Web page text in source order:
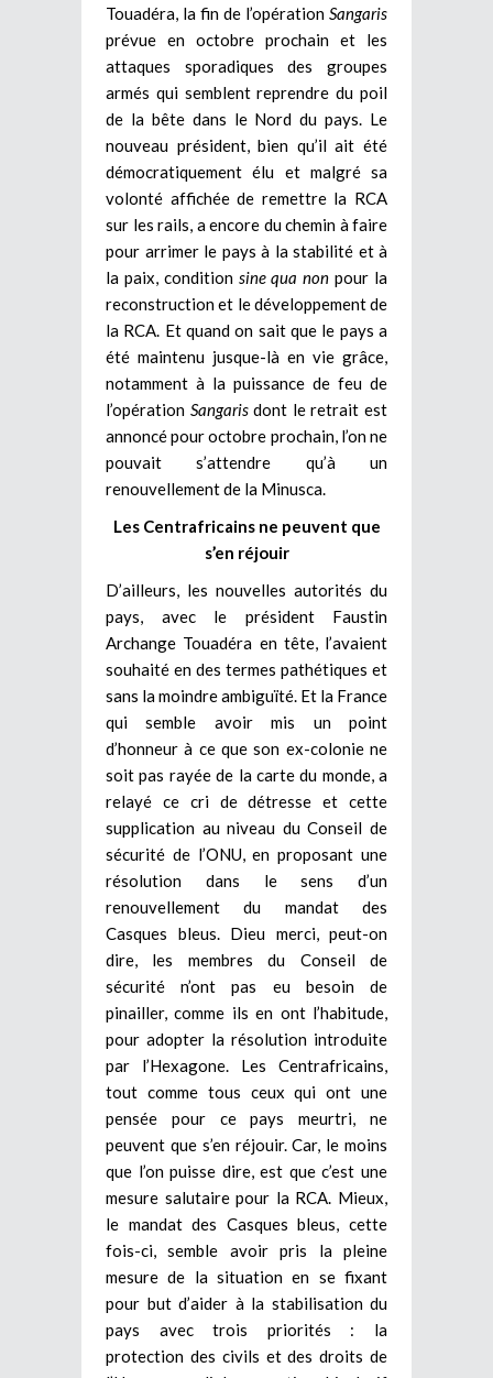
Touadéra, la fin de l’opération Sangaris
prévue en octobre prochain et les
attaques sporadiques des groupes
armés qui semblent reprendre du poil
de la bête dans le Nord du pays. Le
nouveau président, bien qu’il ait été
démocratiquement élu et malgré sa
volonté affichée de remettre la RCA
sur les rails, a encore du chemin à faire
pour arrimer le pays à la stabilité et à
la paix, condition sine qua non pour la
reconstruction et le développement de
la RCA. Et quand on sait que le pays a
été maintenu jusque-là en vie grâce,
notamment à la puissance de feu de
l’opération Sangarisdont le retrait est
annoncé pour octobre prochain, l’on ne
pouvait s’attendre qu’à un
renouvellement de la Minusca.
Les Centrafricains ne peuvent que
s’en réjouir
D’ailleurs, les nouvelles autorités du
pays, avec le président Faustin
Archange Touadéra en tête, l’avaient
souhaité en des termes pathétiques et
sans la moindre ambiguïté. Et la France
qui semble avoir mis un point
d’honneur à ce que son ex-colonie ne
soit pas rayée de la carte du monde, a
relayé ce cri de détresse et cette
supplication au niveau du Conseil de
sécurité de l’ONU, en proposant une
résolution dans le sens d’un
renouvellement du mandat des
Casques bleus. Dieu merci, peut-on
dire, les membres du Conseil de
sécurité n’ont pas eu besoin de
pinailler, comme ils en ont l’habitude,
pour adopter la résolution introduite
par l’Hexagone. Les Centrafricains,
tout comme tous ceux qui ont une
pensée pour ce pays meurtri, ne
peuvent que s’en réjouir. Car, le moins
que l’on puisse dire, est que c’est une
mesure salutaire pour la RCA. Mieux,
le mandat des Casques bleus, cette
fois-ci, semble avoir pris la pleine
mesure de la situation en se fixant
pour but d’aider à la stabilisation du
pays avec trois priorités : la
protection des civils et des droits de